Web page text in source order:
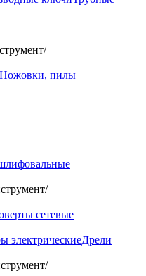
/
Ножовки, пилы
/
сетевые
электрическиеДрели
/